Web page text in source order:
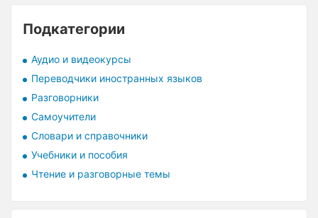
Подкатегории
Аудио и видеокурсы
Переводчики иностранных языков
Разговорники
Самоучители
Словари и справочники
Учебники и пособия
Чтение и разговорные темы